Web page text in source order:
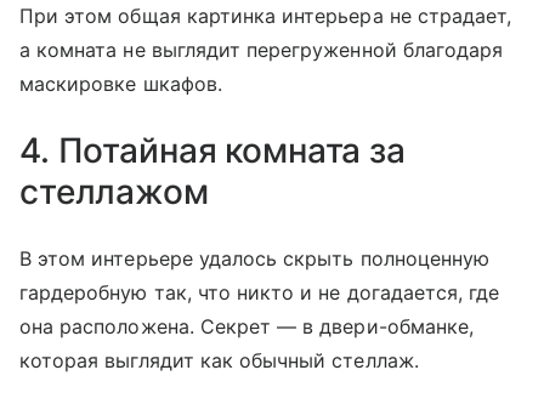
При этом общая картинка интерьера не страдает,
а комната не выглядит перегруженной благодаря
маскировке шкафов.
4. Потайная комната за
стеллажом
В этом интерьере удалось скрыть полноценную
гардеробную так, что никто и не догадается, где
она расположена. Секрет — в двери-обманке,
которая выглядит как обычный стеллаж.